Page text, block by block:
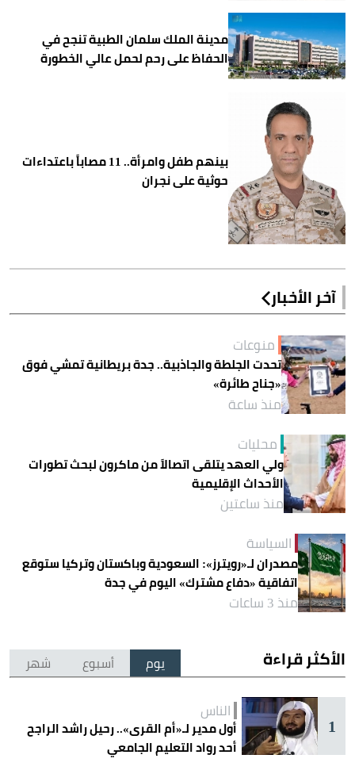
مدينة الملك سلمان الطبية تنجح في
الحفاظ على رحم لحمل عالي الخطورة
بينهم طفل وامرأة.. 11 مصاباً باعتداءات
حوثية على نجران
آخر الأخبار
منوعات
تحدت الجلطة والجاذبية.. جدة بريطانية تمشي فوق
«جناح طائرة»
منذ ساعة
محليات
ولي العهد يتلقى اتصالاً من ماكرون لبحث تطورات
الأحداث الإقليمية
منذ ساعتين
السياسة
مصدران لـ«رويترز»: السعودية وباكستان وتركيا ستوقع
اتفاقية «دفاع مشترك» اليوم في جدة
منذ 3 ساعات
الأكثر قراءة يوم أسبوع شهر
1
الناس
أول مدير لـ«أم القرى».. رحيل راشد الراجح
أحد رواد التعليم الجامعي